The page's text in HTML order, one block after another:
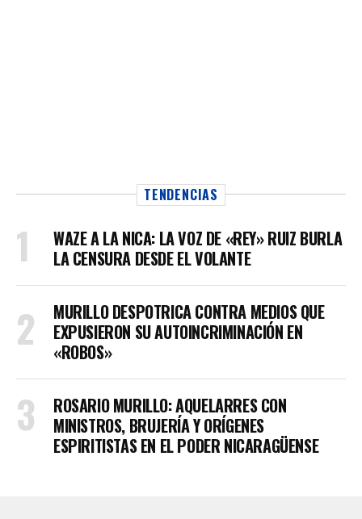
TENDENCIAS
WAZE A LA NICA: LA VOZ DE «REY» RUIZ BURLA
LA CENSURA DESDE EL VOLANTE
MURILLO DESPOTRICA CONTRA MEDIOS QUE
EXPUSIERON SU AUTOINCRIMINACIÓN EN
«ROBOS»
ROSARIO MURILLO: AQUELARRES CON
MINISTROS, BRUJERÍA Y ORÍGENES
ESPIRITISTAS EN EL PODER NICARAGÜENSE